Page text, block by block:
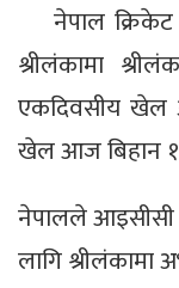
नेपाल
श्रीलंकामा
एकदिवसीय खेल
खेल आज बिहान
नेपालले आइसीसी
लागि श्रीलंकामा